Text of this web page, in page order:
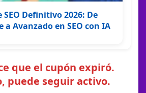
SEO Definitivo 2026: De
Avanzado en SEO con IA
que el cupón expiró.
puede seguir activo.